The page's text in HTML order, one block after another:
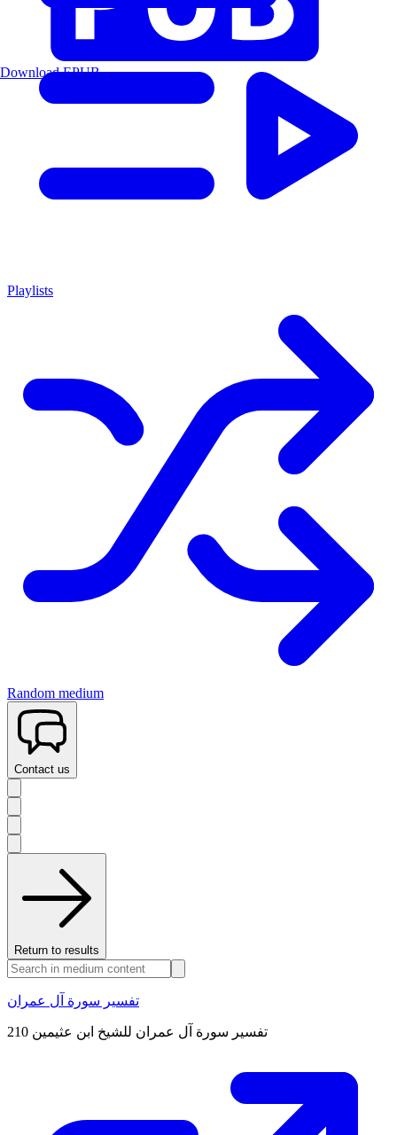
Playlists
Random medium
Contact us
Return to results
تفسير سورة آل عمران
تفسير سورة آل عمران للشيخ ابن عثيمين 210
Download EPUB